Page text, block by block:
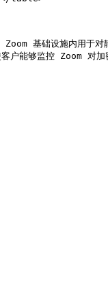
础设施内用于对静
户能够监控 Zoom 对加